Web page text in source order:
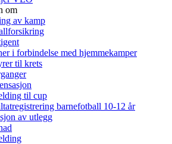
om
av kamp
i forbindelse med hjemmekamper
til krets
til cup
barnefotball 10-12 år
av utlegg